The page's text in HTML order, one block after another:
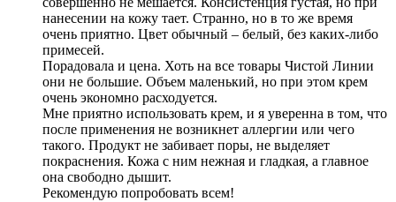
нанесении на кожу тает. Странно, но в то же время
очень приятно. Цвет обычный – белый, без каких-либо
примесей.
Порадовала и цена. Хоть на все товары Чистой Линии
они не большие. Объем маленький, но при этом крем
очень экономно расходуется.
Мне приятно использовать крем, и я уверенна в том, что
после применения не возникнет аллергии или чего
такого. Продукт не забивает поры, не выделяет
покраснения. Кожа с ним нежная и гладкая, а главное
она свободно дышит.
Рекомендую попробовать всем!